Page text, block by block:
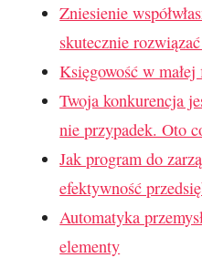
Zniesienie
skutecznie
Księgowość w
Twoja konkurencja
nie przypadek. Oto
Jak program do
efektywność
Automatyka
elementy